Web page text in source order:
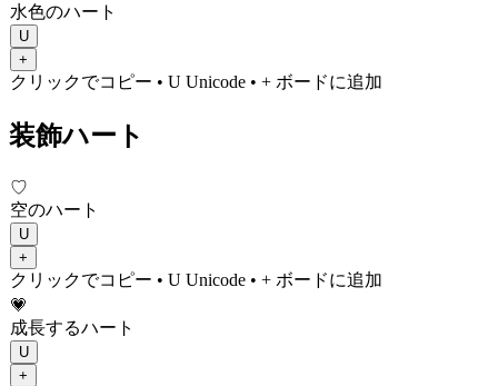
水色のハート
U
+
クリックでコピー • U Unicode • + ボードに追加
装飾ハート
♡
空のハート
U
+
クリックでコピー • U Unicode • + ボードに追加
💗
成長するハート
U
+